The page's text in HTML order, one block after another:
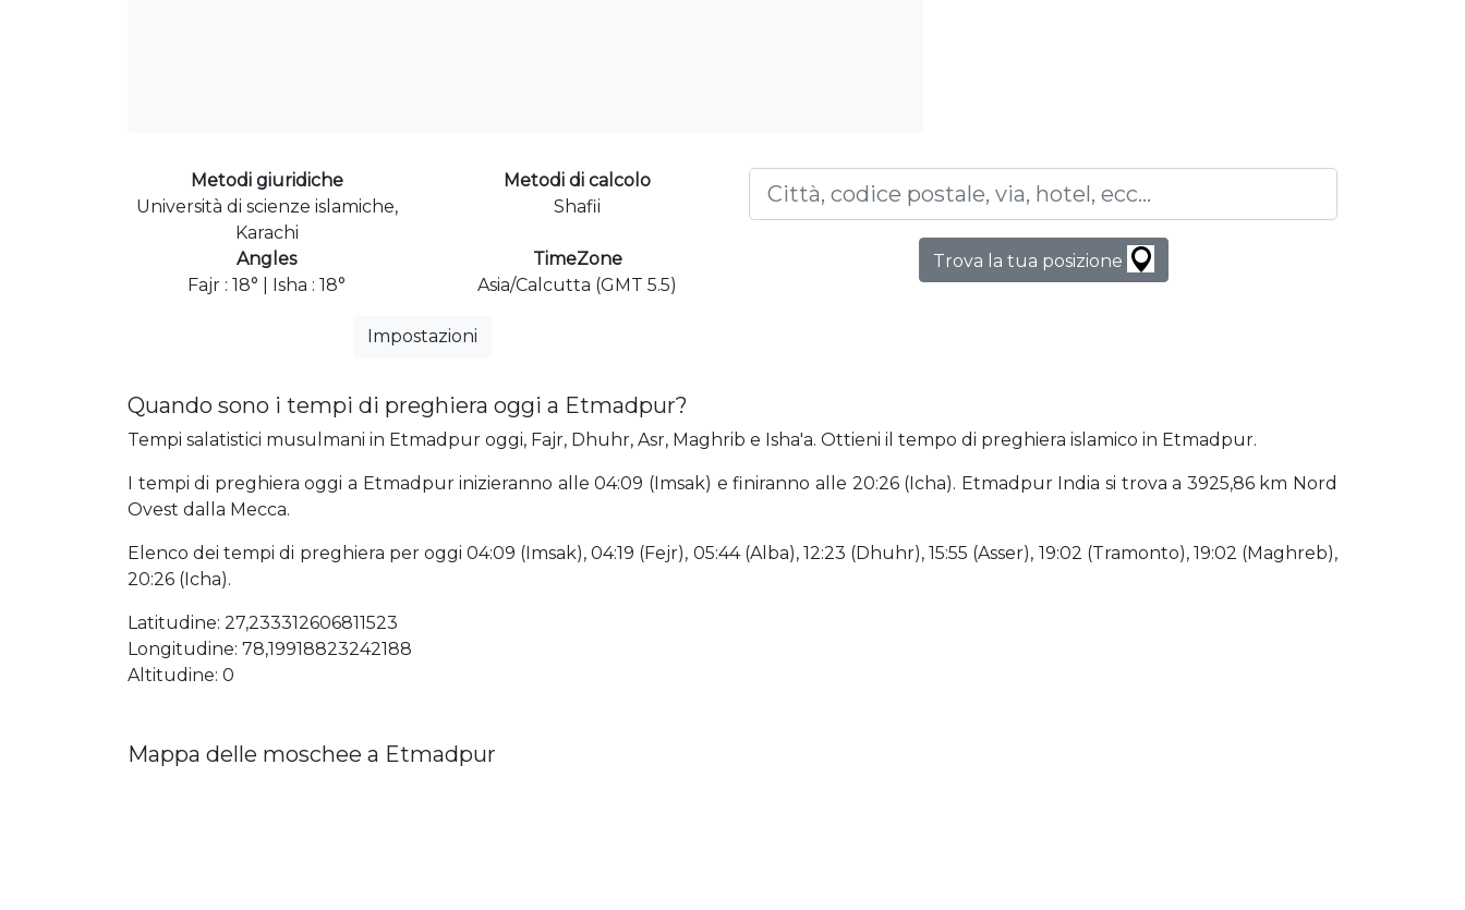
Metodi giuridiche
Università di scienze islamiche,
Karachi
Metodi di calcolo
Shafii
Angles
Fajr : 18° | Isha : 18°
TimeZone
Asia/Calcutta (GMT 5.5)
Impostazioni
Trova la tua posizione
Quando sono i tempi di preghiera oggi a Etmadpur?
Tempi salatistici musulmani in Etmadpur oggi, Fajr, Dhuhr, Asr, Maghrib e Isha'a. Ottieni il tempo di preghiera islamico in Etmadpur.
I tempi di preghiera oggi a Etmadpur inizieranno alle 04:09 (Imsak) e finiranno alle 20:26 (Icha). Etmadpur India si trova a 3925,86 km Nord
Ovest dalla Mecca.
Elenco dei tempi di preghiera per oggi 04:09 (Imsak), 04:19 (Fejr), 05:44 (Alba), 12:23 (Dhuhr), 15:55 (Asser), 19:02 (Tramonto), 19:02 (Maghreb),
20:26 (Icha).
Latitudine: 27,233312606811523
Longitudine: 78,19918823242188
Altitudine: 0
Mappa delle moschee a Etmadpur